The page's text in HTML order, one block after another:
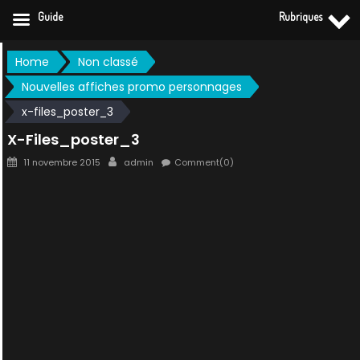
Skip
to
content
Home
Non classé
Nouvelles affiches promo personnages
x-files_poster_3
X-Files_poster_3
Posted
11 novembre 2015 Author
admin Comment(0)
Guide Rubriques